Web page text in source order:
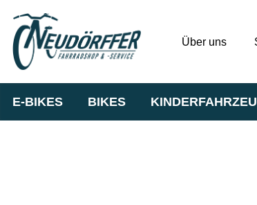
Über uns
E-BIKES BIKES